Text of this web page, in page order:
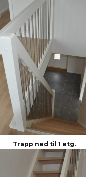
Trapp ned til 1 etg.